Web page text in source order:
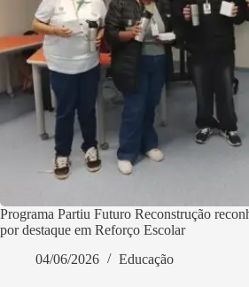
Programa Partiu Futuro Reconstrução
por destaque em Reforço Escolar
04/06/2026
Educação